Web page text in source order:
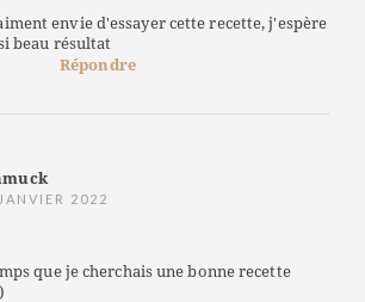
envie d'essayer cette recette, j'espère
beau résultat
Répondre
2022
que je cherchais une bonne recette